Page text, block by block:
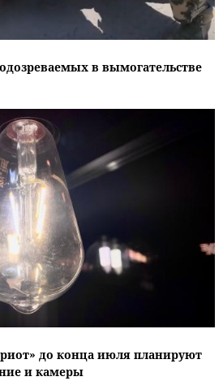
в вымогательстве
до конца июля планируют
и камеры